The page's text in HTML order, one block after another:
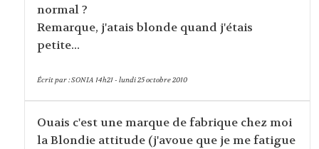
normal ?
Remarque, j'atais blonde quand j'étais
petite...
Écrit par :SONIA 14h21- lundi 25octobre 2010
Ouais c'est une marque de fabrique chez moi
la Blondie attitude (j'avoue que je me fatigue